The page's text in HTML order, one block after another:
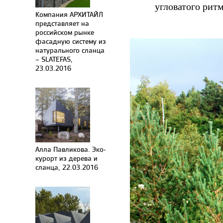
Компания АРХИТАЙЛ
представляет на
российском рынке
фасадную систему из
натурального сланца
– SLATEFAS,
23.03.2016
Алла Павликова. Эко-
курорт из дерева и
сланца, 22.03.2016
угловатого